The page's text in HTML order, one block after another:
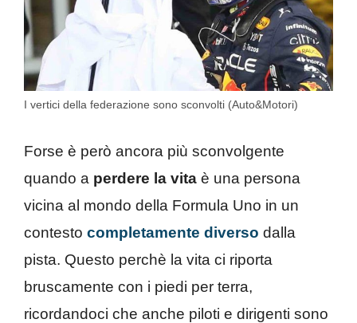
I vertici della federazione sono sconvolti (Auto&Motori)
Forse è però ancora più sconvolgente
quando a perdere la vita è una persona
vicina al mondo della Formula Uno in un
contesto completamente diverso dalla
pista. Questo perchè la vita ci riporta
bruscamente con i piedi per terra,
ricordandoci che anche piloti e dirigenti sono